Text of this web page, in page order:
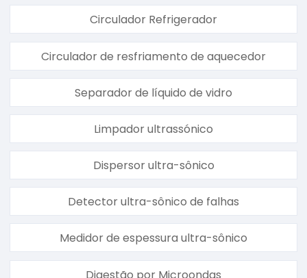
Circulador Refrigerador
Circulador de resfriamento de aquecedor
Separador de líquido de vidro
Limpador ultrassónico
Dispersor ultra-sônico
Detector ultra-sônico de falhas
Medidor de espessura ultra-sônico
Digestão por Microondas